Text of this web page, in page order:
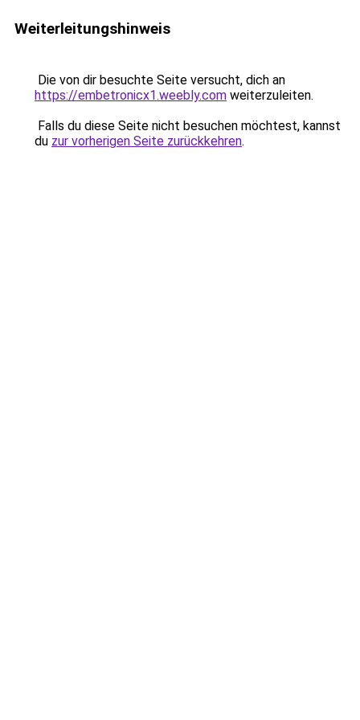
Weiterleitungshinweis
Die von dir besuchte Seite versucht, dich an
https://embetronicx1.weebly.com weiterzuleiten.
Falls du diese Seite nicht besuchen möchtest, kannst
du zur vorherigen Seite zurückkehren.